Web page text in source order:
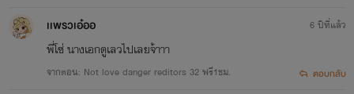
เเพรวเอ๋ออ
พี่โซ่ นางเอกดูเลวไปเลยจ้าาา
จากตอน: Not love danger reditors 32 ฟรี1ชม.
6 ปีที่แล้ว
ตอบกลับ